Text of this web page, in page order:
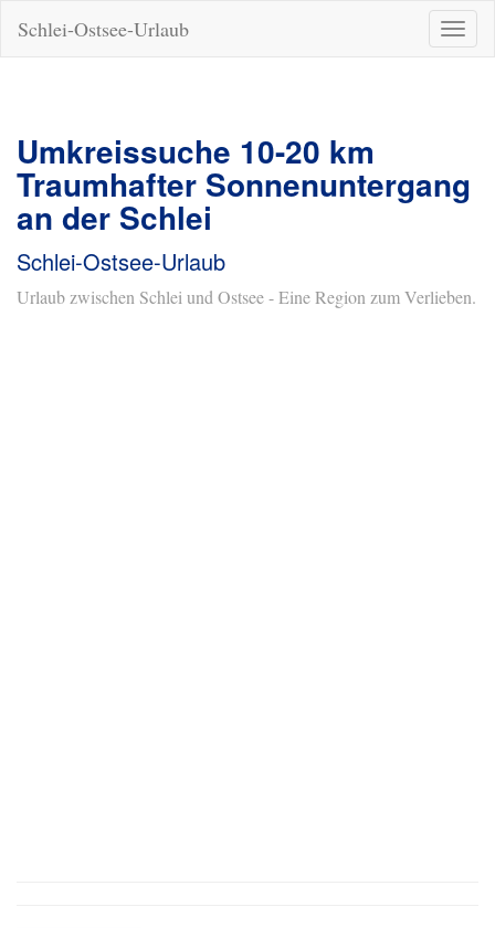
ein-/
Schlei-Ostsee-Urlaub
Umkreissuche 10-20 km
Traumhafter Sonnenuntergang
an der Schlei
Schlei-Ostsee-Urlaub
Urlaub zwischen Schlei und Ostsee - Eine Region zum Verlieben.